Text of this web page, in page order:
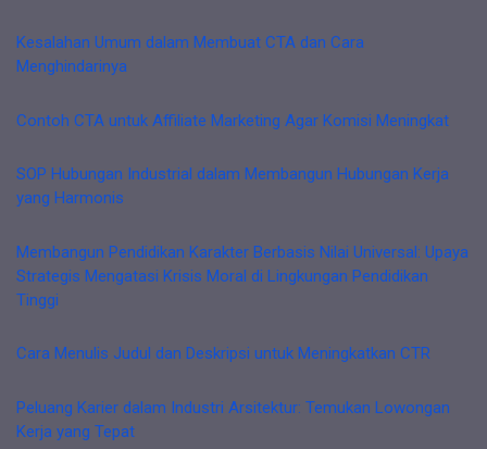
Kesalahan Umum dalam Membuat CTA dan Cara
Menghindarinya
Contoh CTA untuk Affiliate Marketing Agar Komisi Meningkat
SOP Hubungan Industrial dalam Membangun Hubungan Kerja
yang Harmonis
Membangun Pendidikan Karakter Berbasis Nilai Universal: Upaya
Strategis Mengatasi Krisis Moral di Lingkungan Pendidikan
Tinggi
Cara Menulis Judul dan Deskripsi untuk Meningkatkan CTR
Peluang Karier dalam Industri Arsitektur: Temukan Lowongan
Kerja yang Tepat